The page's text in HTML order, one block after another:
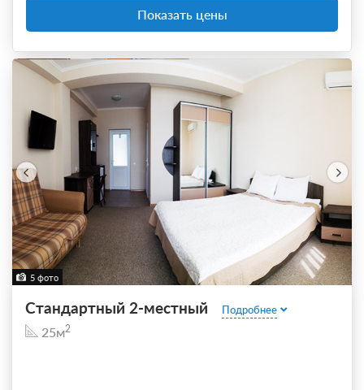
Показать цены
5 фото
Стандартный 2-местный Подробнее
25м2